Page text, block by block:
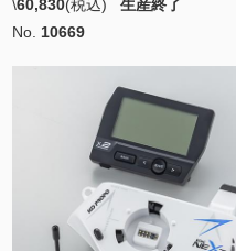
\60,830(税込) 生産終了
No. 10669